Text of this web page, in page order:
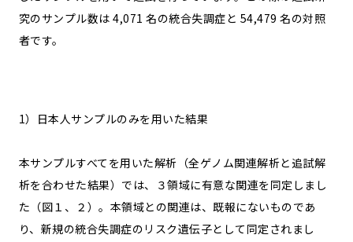
究のサンプル数は 4,071 名の統合失調症と 54,479 名の対照
者です。
1）日本人サンプルのみを用いた結果
本サンプルすべてを用いた解析（全ゲノム関連解析と追試解
析を合わせた結果）では、３領域に有意な関連を同定しまし
た（図１、２）。本領域との関連は、既報にないものであ
り、新規の統合失調症のリスク遺伝子として同定されまし